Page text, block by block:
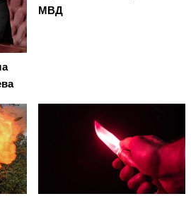
МВД